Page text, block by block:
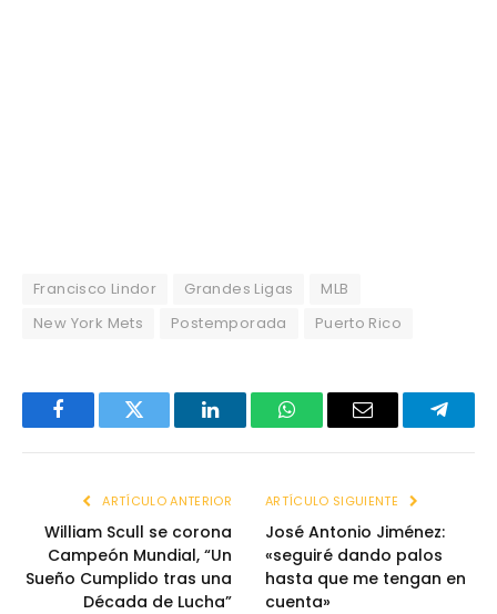
Francisco Lindor Grandes Ligas
MLB
New York Mets
Postemporada Puerto Rico
FacebookTwitter LinkedInWhatsAppEmail
ARTÍCULO ANTERIOR
William Scull se corona
Campeón Mundial, “Un
Sueño Cumplido tras una
Década de Lucha”
ARTÍCULO SIGUIENTE
José Antonio Jiménez:
«seguiré dando palos
hasta que me tengan en
cuenta»